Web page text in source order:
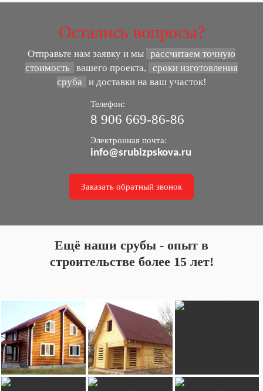
Остались вопросы?
Отправьте нам заявку и мы рассчитаем точную
стоимость
вашего проекта,
сроки изготовления
сруба
и доставки на ваш участок!
Телефон:
8 906 669-86-86
Электронная почта:
info@srubizpskova.ru
Заказать обратный звонок
Ещё наши срубы - опыт в
строительстве более 15 лет!